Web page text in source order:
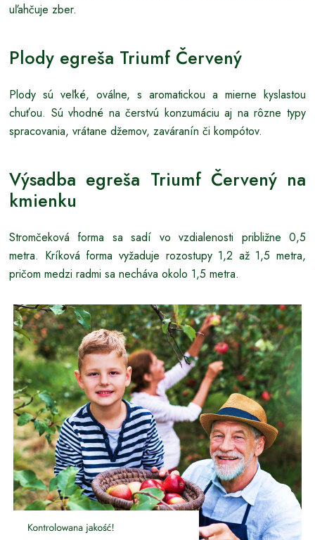
uľahčuje zber.
Plody egreša Triumf Červený
Plody sú veľké, oválne, s aromatickou a mierne kyslastou
chuťou. Sú vhodné na čerstvú konzumáciu aj na rôzne typy
spracovania, vrátane džemov, zaváranín či kompótov.
Výsadba egreša Triumf Červený na
kmienku
Stromčeková forma sa sadí vo vzdialenosti približne 0,5
metra. Kríková forma vyžaduje rozostupy 1,2 až 1,5 metra,
pričom medzi radmi sa necháva okolo 1,5 metra.